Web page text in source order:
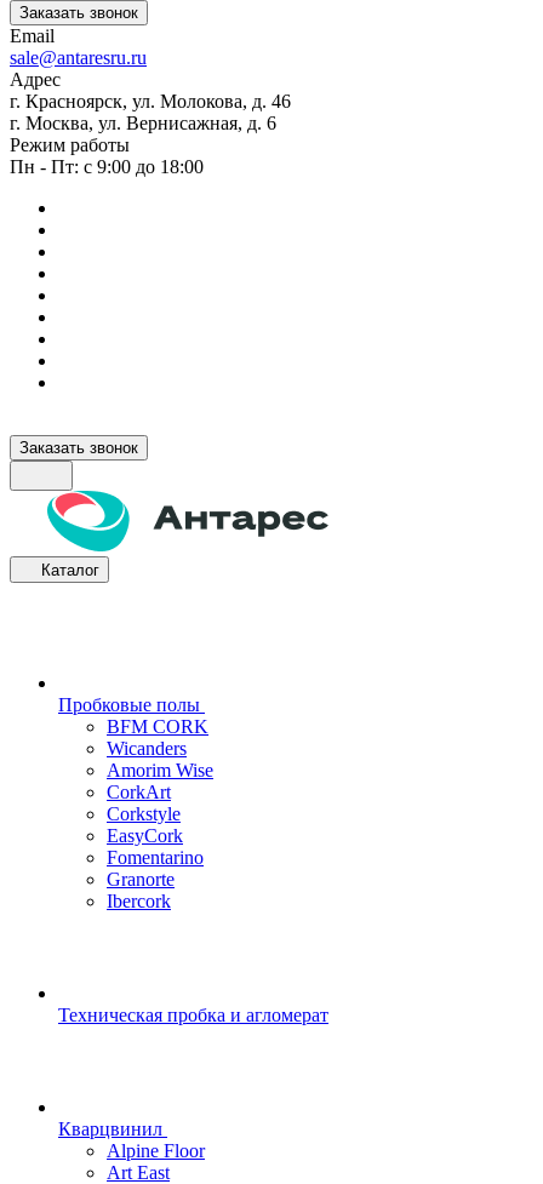
Заказать звонок
Email
sale@antaresru.ru
Адрес
г. Красноярск, ул. Молокова, д. 46
г. Москва, ул. Вернисажная, д. 6
Режим работы
Пн - Пт: с 9:00 до 18:00
Заказать звонок
Каталог
Пробковые полы
BFM CORK
Wicanders
Amorim Wise
CorkArt
Corkstyle
EasyCork
Fomentarino
Granorte
Ibercork
Техническая пробка и агломерат
Кварцвинил
Alpine Floor
Art East